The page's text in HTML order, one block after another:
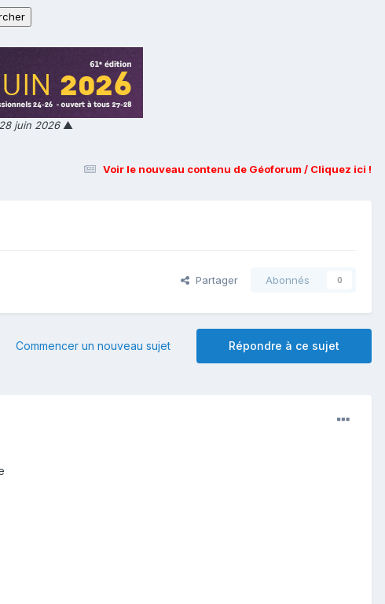
juin 2026▲
Voir le nouveau contenu de Géoforum / Cliquez ici !
Partager Abonnés 0
Répondre à ce sujet
Commencer un nouveau sujet